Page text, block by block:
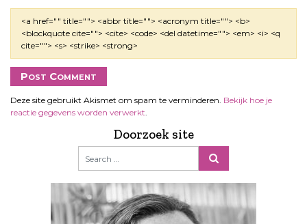
<a href="" title=""> <abbr title=""> <acronym title=""> <b>
<blockquote cite=""> <cite> <code> <del datetime=""> <em> <i> <q
cite=""> <s> <strike> <strong>
Deze site gebruikt Akismet om spam te verminderen. Bekijk hoe je
reactie gegevens worden verwerkt.
Doorzoek site